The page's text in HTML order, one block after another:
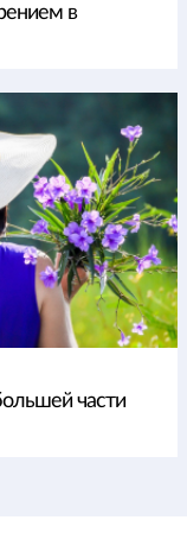
в
части